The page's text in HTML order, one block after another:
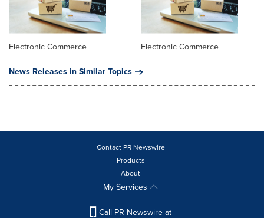
Electronic Commerce
Electronic Commerce
News Releases in Similar Topics
Contact PR Newswire
Products
About
My Services
Call PR Newswire at